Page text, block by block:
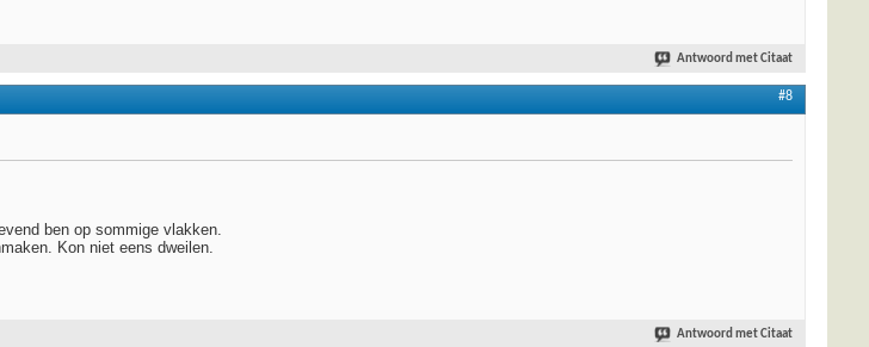
Antwoord met Citaat
#8
ben op sommige vlakken.
Kon niet eens dweilen.
Antwoord met Citaat